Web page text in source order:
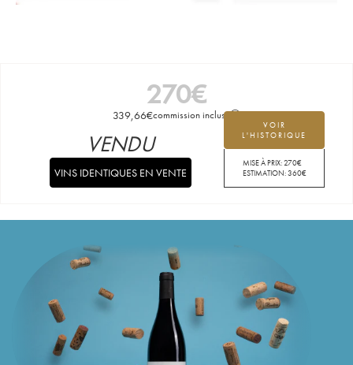
270€
339,66€commission incluse
VOIR
L'HISTORIQUE
MISE À PRIX:270€
ESTIMATION:360€
VENDU
VINS IDENTIQUES EN VENTE